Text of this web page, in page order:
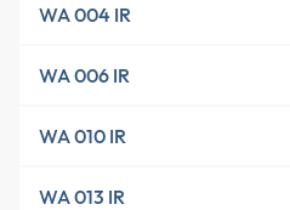
WA 004 IR
WA 006 IR
WA 010 IR
WA 013 IR